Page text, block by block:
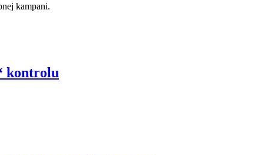
kampani.
kontrolu